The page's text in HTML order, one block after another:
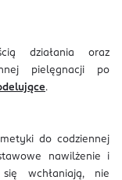
działania oraz
pielęgnacji po
.
do codziennej
nawilżenie i
wchłaniają, nie